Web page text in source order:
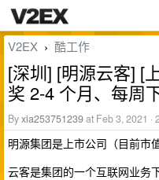
V2EX › 酷工作
[深圳] [明源云客] [
奖 2-4 个月、每周
Byxia253751239at Feb 3, 2021 ·
明源集团是上市公司（目前市
云客是集团的一个互联网业务